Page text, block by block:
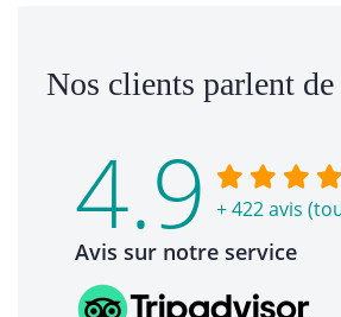
Nos clients parlent
4.9 + 422 avis
Avis sur notre service